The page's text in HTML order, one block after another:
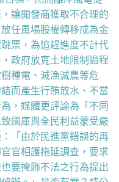
讓開發商獲取不合理的
任風場股權轉移成為金
票，為追趕進度不計代
政府放寬土地限制過程
種電、滅漁滅農等危
而產生行賄放水、不當
，媒體更評論為「不同
國庫與全民利益蒙受嚴
「由於民進黨錯誤的再
官相護拖延調查，要求
要掩飾不法之行為提出